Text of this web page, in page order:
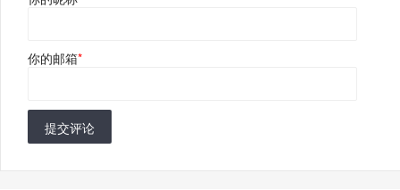
你的邮箱*
提交评论